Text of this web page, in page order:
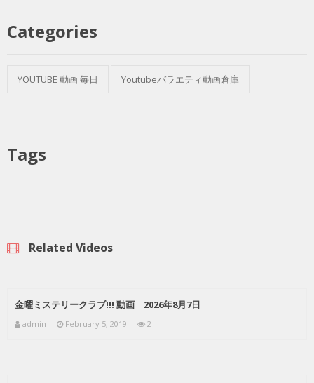
Categories
YOUTUBE 動画 毎日 Youtubeバラエティ動画倉庫
Tags
Related Videos
金曜ミステリークラブ!!! 動画 2026年8月7日
admin February 5, 2019 2